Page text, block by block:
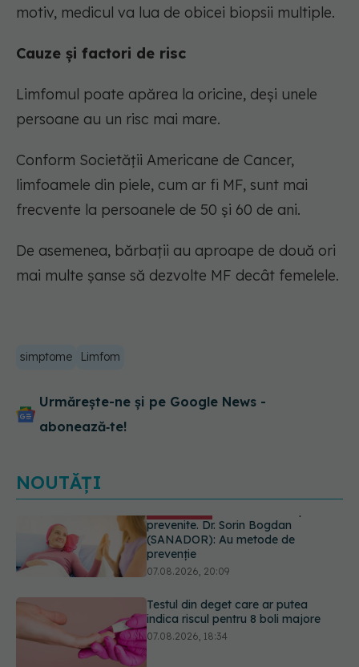
motiv, medicul va lua de obicei biopsii multiple.
Cauze și factori de risc
Limfomul poate apărea la oricine, deși unele
persoane au un risc mai mare.
Conform Societății Americane de Cancer,
limfoamele din piele, cum ar fi MF, sunt mai
frecvente la persoanele de 50 și 60 de ani.
De asemenea, bărbații au aproape de două ori
mai multe șanse să dezvolte MF decât femelele.
simptome Limfom
Urmărește-ne și pe Google News -
abonează‑te!
NOUTĂȚI
Testul din deget care ar putea
indica riscul pentru 8 boli majore
07.08.2026, 18:34
Dieta care poate crește brusc
colesterolul. Cine este mai expus